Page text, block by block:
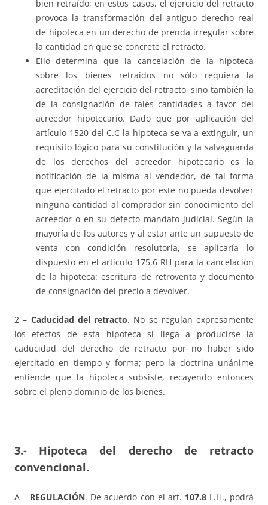
bien retraído; en estos casos, el ejercicio del retracto
provoca la transformación del antiguo derecho real
de hipoteca en un derecho de prenda irregular sobre
la cantidad en que se concrete el retracto.
Ello determina que la cancelación de la hipoteca
sobre los bienes retraídos no sólo requiera la
acreditación del ejercicio del retracto, sino también la
de la consignación de tales cantidades a favor del
acreedor hipotecario. Dado que por aplicación del
artículo 1520 del C.C la hipoteca se va a extinguir, un
requisito lógico para su constitución y la salvaguarda
de los derechos del acreedor hipotecario es la
notificación de la misma al vendedor, de tal forma
que ejercitado el retracto por este no pueda devolver
ninguna cantidad al comprador sin conocimiento del
acreedor o en su defecto mandato judicial. Según la
mayoría de los autores y al estar ante un supuesto de
venta con condición resolutoria, se aplicaría lo
dispuesto en el artículo 175.6 RH para la cancelación
de la hipoteca: escritura de retroventa y documento
de consignación del precio a devolver.
2 – Caducidad del retracto. No se regulan expresamente
los efectos de esta hipoteca si llega a producirse la
caducidad del derecho de retracto por no haber sido
ejercitado en tiempo y forma; pero la doctrina unánime
entiende que la hipoteca subsiste, recayendo entonces
sobre el pleno dominio de los bienes.
3.- Hipoteca del derecho de retracto
convencional.
A – REGULACIÓN. De acuerdo con el art. 107.8L.H., podrá